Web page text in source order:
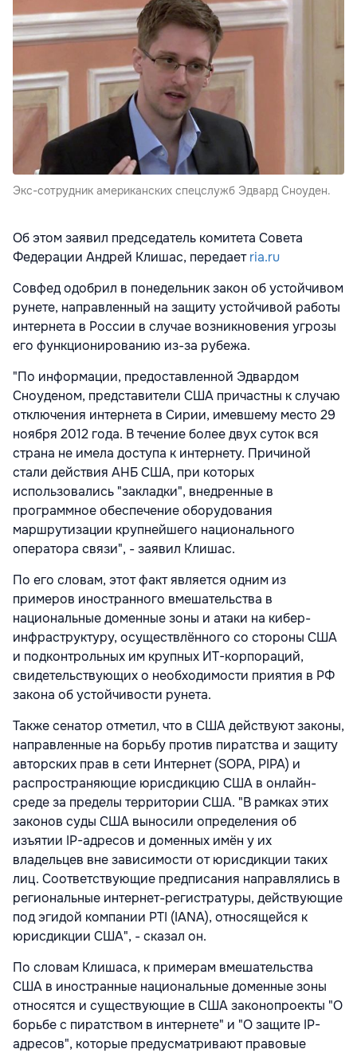
Экс-сотрудник американских спецслужб Эдвард Сноуден.
Об этом заявил председатель комитета Совета
Федерации Андрей Клишас, передаетria.ru
Совфед одобрил в понедельник закон об устойчивом
рунете, направленный на защиту устойчивой работы
интернета в России в случае возникновения угрозы
его функционированию из-за рубежа.
"По информации, предоставленной Эдвардом
Сноуденом, представители США причастны к случаю
отключения интернета в Сирии, имевшему место 29
ноября 2012 года. В течение более двух суток вся
страна не имела доступа к интернету. Причиной
стали действия АНБ США, при которых
использовались "закладки", внедренные в
программное обеспечение оборудования
маршрутизации крупнейшего национального
оператора связи", - заявил Клишас.
По его словам, этот факт является одним из
примеров иностранного вмешательства в
национальные доменные зоны и атаки на кибер-
инфраструктуру, осуществлённого со стороны США
и подконтрольных им крупных ИТ-корпораций,
свидетельствующих о необходимости приятия в РФ
закона об устойчивости рунета.
Также сенатор отметил, что в США действуют законы,
направленные на борьбу против пиратства и защиту
авторских прав в сети Интернет (SOPA, PIPA) и
распространяющие юрисдикцию США в онлайн-
среде за пределы территории США. "В рамках этих
законов суды США выносили определения об
изъятии IP-адресов и доменных имён у их
владельцев вне зависимости от юрисдикции таких
лиц. Соответствующие предписания направлялись в
региональные интернет-регистратуры, действующие
под эгидой компании PTI (IANA), относящейся к
юрисдикции США", - сказал он.
По словам Клишаса, к примерам вмешательства
США в иностранные национальные доменные зоны
относятся и существующие в США законопроекты "О
борьбе с пиратством в интернете" и "О защите IP-
адресов", которые предусматривают правовые